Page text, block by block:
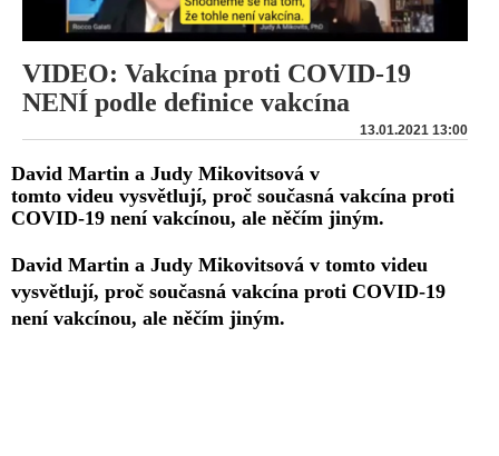
VIDEO: Vakcína proti COVID-19
NENÍ podle definice vakcína
13.01.2021 13:00
David Martin a Judy Mikovitsová v
tomto videu vysvětlují, proč současná vakcína proti
COVID-19 není vakcínou, ale něčím jiným.
David Martin a Judy Mikovitsová v tomto videu
vysvětlují, proč současná vakcína proti COVID-19
není vakcínou, ale něčím jiným.